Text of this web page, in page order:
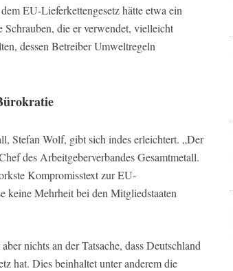
EU-Lieferkettengesetz hätte etwa ein
Schrauben, die er verwendet, vielleicht
dessen Betreiber Umweltregeln
Stefan Wolf, gibt sich indes erleichtert. „Der
des Arbeitgeberverbandes Gesamtmetall.
Kompromisstext zur EU-
keine Mehrheit bei den Mitgliedstaaten
nichts an der Tatsache, dass Deutschland
hat. Dies beinhaltet unter anderem die